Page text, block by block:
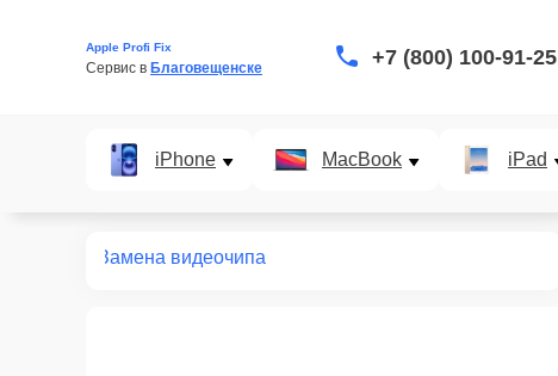
Apple Profi Fix
Сервис в Благовещенске +7 (800) 100-91-25
iPhone MacBook iPad
Замена видеочипа